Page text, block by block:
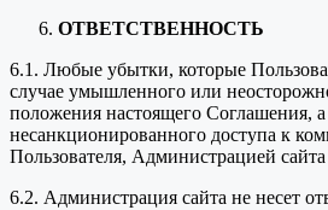
ОТВЕТСТВЕННОСТЬ
6.1. Любые убытки, которые
случае умышленного или
положения настоящего Соглашения, а
несанкционированного доступа к
Пользователя, Администрацией
6.2. Администрация сайта не несет